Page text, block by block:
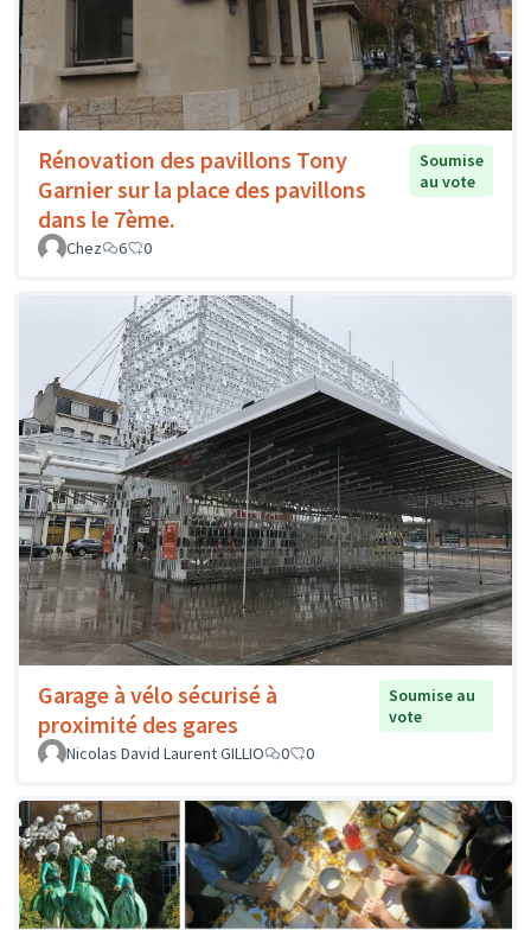
Rénovation des pavillons Tony
Garnier sur la place des pavillons
dans le 7ème.
Soumise
au vote
Chez 6 0
Garage à vélo sécurisé à
proximité des gares
Soumise au
vote
Nicolas David Laurent GILLIO
0 0